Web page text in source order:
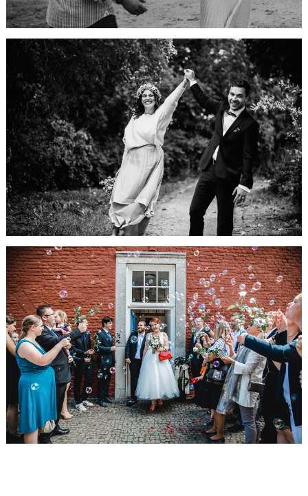
Standesamtliche
Trauung in
Stolberg
HIER GEHTS WEITER...
Hallo März-
Da bist du ja!
HIER GEHTS WEITER...